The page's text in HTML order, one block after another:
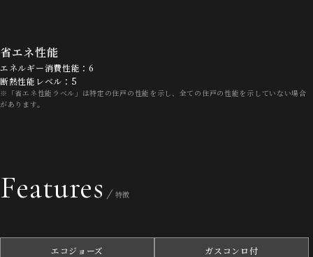
省エネ性能
エネルギー消費性能：6
断熱性能レベル：5
※「省エネ性能ラベル」は特定の住戸の性能を示し、全ての住戸の性能を示していない場合
があります。
Features 特徴
エコジョーズ ガスコンロ付